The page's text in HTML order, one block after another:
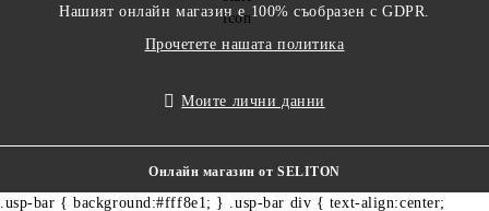
Нашият онлайн магазин е 100% съобразен с GDPR.
Прочетете нашата политика
Моите лични данни
Онлайн магазин от SELITON
.usp-bar { background:#fff8e1; } .usp-bar div { text-align:center;